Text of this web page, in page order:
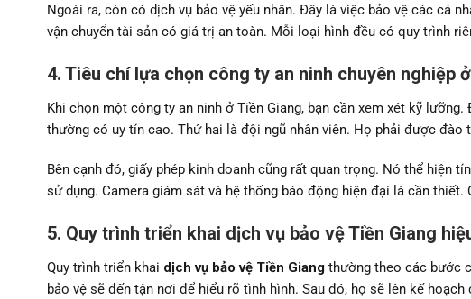
Ngoài ra, còn có dịch vụ bảo vệ yếu nhân. Đây là việc bảo vệ các cá
vận chuyển tài sản có giá trị an toàn. Mỗi loại hình đều có quy trình
4. Tiêu chí lựa chọn công ty an ninh chuyên nghiệp
Khi chọn một công ty an ninh ở Tiền Giang, bạn cần xem xét kỹ
thường có uy tín cao. Thứ hai là đội ngũ nhân viên. Họ phải được đào
Bên cạnh đó, giấy phép kinh doanh cũng rất quan trọng. Nó thể hiện
sử dụng. Camera giám sát và hệ thống báo động hiện đại là cần
5. Quy trình triển khai dịch vụ bảo vệ Tiền Giang
Quy trình triển khai dịch vụ bảo vệ Tiền Giang thường theo các bước
bảo vệ sẽ đến tận nơi để hiểu rõ tình hình. Sau đó, họ sẽ lên kế